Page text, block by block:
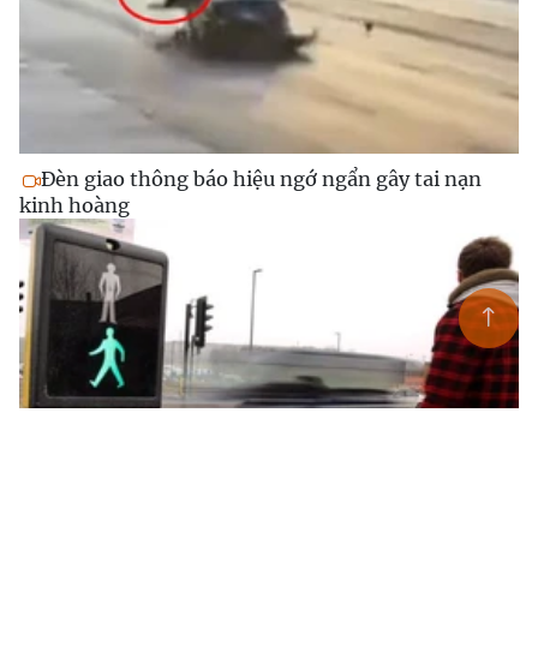
Đèn giao thông báo hiệu ngớ ngẩn gây tai nạn
kinh hoàng